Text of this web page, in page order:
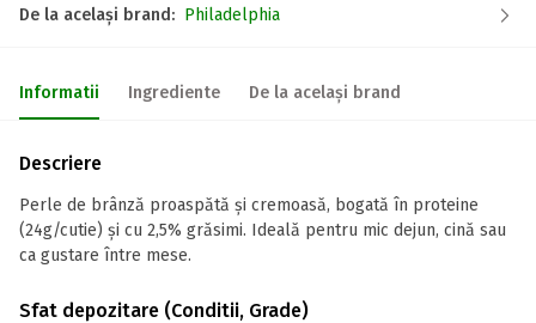
De la același brand: Philadelphia
Informatii Ingrediente De la același brand
Descriere
Perle de brânză proaspătă și cremoasă, bogată în proteine
(24g/cutie) și cu 2,5% grăsimi. Ideală pentru mic dejun, cină sau
ca gustare între mese.
Sfat depozitare (Conditii, Grade)